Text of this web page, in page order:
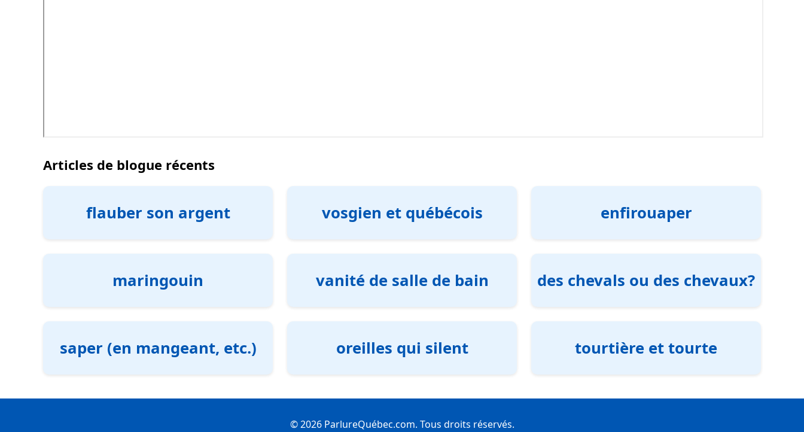
Articles de blogue récents
flauber son argent vosgien et québécois enfirouaper
maringouin vanité de salle de bain des chevals ou des chevaux?
saper (en mangeant, etc.) oreilles qui silent tourtière et tourte
© 2026 ParlureQuébec.com. Tous droits réservés.